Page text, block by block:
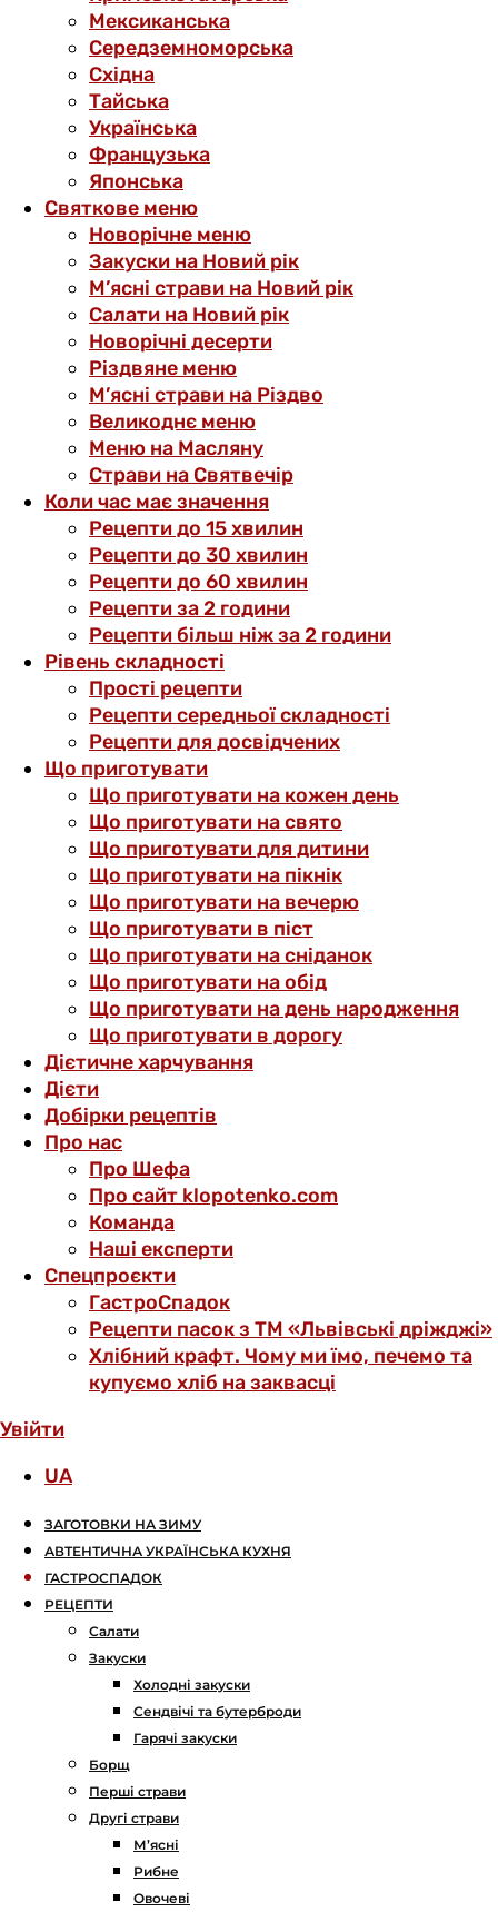
Мексиканська
Середземноморська
Східна
Тайська
Українська
Французька
Японська
Святкове меню
Новорічне меню
Закуски на Новий рік
М’ясні страви на Новий рік
Салати на Новий рік
Новорічні десерти
Різдвяне меню
М’ясні страви на Різдво
Великоднє меню
Меню на Масляну
Страви на Святвечір
Коли час має значення
Рецепти до 15 хвилин
Рецепти до 30 хвилин
Рецепти до 60 хвилин
Рецепти за 2 години
Рецепти більш ніж за 2 години
Рівень складності
Прості рецепти
Рецепти середньої складності
Рецепти для досвідчених
Що приготувати
Що приготувати на кожен день
Що приготувати на свято
Що приготувати для дитини
Що приготувати на пікнік
Що приготувати на вечерю
Що приготувати в піст
Що приготувати на сніданок
Що приготувати на обід
Що приготувати на день народження
Що приготувати в дорогу
Дієтичне харчування
Дієти
Добірки рецептів
Про нас
Про Шефа
Про сайт klopotenko.com
Команда
Наші експерти
Спецпроєкти
ГастроСпадок
Рецепти пасок з ТМ «Львівські дріжджі»
Хлібний крафт. Чому ми їмо, печемо та
купуємо хліб на заквасці
Увійти
UA
ЗАГОТОВКИ НА ЗИМУ
АВТЕНТИЧНА УКРАЇНСЬКА КУХНЯ
ГАСТРОСПАДОК
РЕЦЕПТИ
Салати
Закуски
Холодні закуски
Сендвічі та бутерброди
Гарячі закуски
Борщ
Перші страви
Другі страви
М’ясні
Рибне
Овочеві